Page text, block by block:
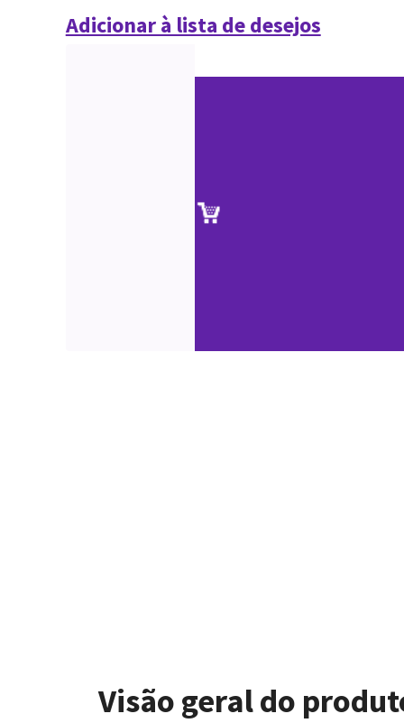
Adicionar à lista de desejos
Visão geral do